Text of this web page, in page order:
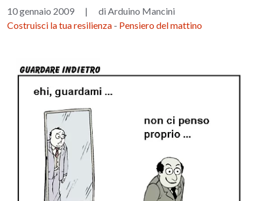
10 gennaio 2009 |
di Arduino Mancini
Costruisci la tua resilienza - Pensiero del mattino